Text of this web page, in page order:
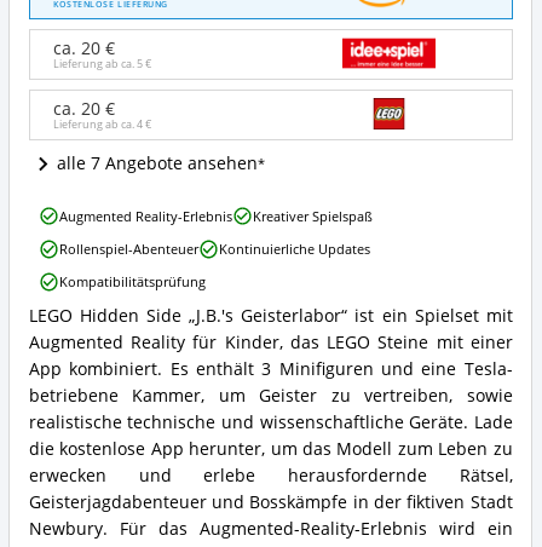
Hidden
Side
J.B.'s
Geisterlabor
Kinderspielzeug
Angebote:
Wo
ist
LEGO®
Hidden
Side
erhältlich?
KOSTENLOSE LIEFERUNG
ca. 20 €
Lieferung ab ca.5 €
ca. 20 €
Lieferung ab ca.4 €
alle 7 Angebote ansehen
LEGO
70418
Hidden
Side
J.B.'s
Geisterlabor
Kinderspielzeug
Zusammenfassung:
Was
bietet
LEGO Hidden Side „J.B.'s Geisterlabor“ ist ein Spielset mit
Augmented Reality für Kinder, das LEGO Steine mit einer
App kombiniert. Es enthält 3 Minifiguren und eine Tesla-
betriebene Kammer, um Geister zu vertreiben, sowie
realistische technische und wissenschaftliche Geräte. Lade
die kostenlose App herunter, um das Modell zum Leben zu
erwecken und erlebe herausfordernde Rätsel,
Geisterjagdabenteuer und Bosskämpfe in der fiktiven Stadt
Newbury. Für das Augmented-Reality-Erlebnis wird ein
LEGO
70418
Hidden
Side
J.B.'s
Geisterlabor
Kinderspielzeug
Vorteile:
Was
spricht
für
dieses
LEGO®
Hidden
Side?
Augmented Reality-Erlebnis
Kreativer Spielspaß
Rollenspiel-Abenteuer
Kontinuierliche Updates
Kompatibilitätsprüfung